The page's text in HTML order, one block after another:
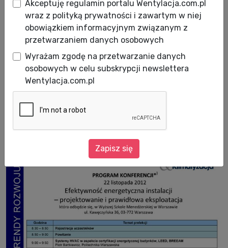
Już jest! Program konferencji
Efektywność Energetyczna
Instalacji- projektowanie i
prawidłowa instalacja
Data publikacji: 19.11.2012
Zapraszamy!
Akceptuję regulamin portalu Wentylacja.com.pl
wraz z polityką prywatności i zawartym w niej
obowiązkiem informacyjnym związanym z
przetwarzaniem danych osobowych
Wyrażam zgodę na przetwarzanie danych
osobowych w celu subskrypcji newslettera
Wentylacja.com.pl
Zapisz się